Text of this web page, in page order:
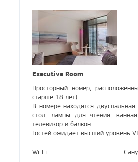
Executive Room
Просторный номер,
старше 18 лет).
В номере находятся
стол, лампы для чтения, ванная
телевизор и балкон.
Гостей ожидает высший уровень
Wi-Fi